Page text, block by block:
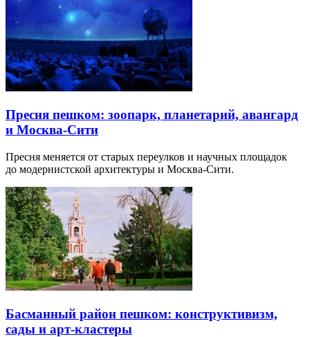
Пресня пешком: зоопарк, планетарий, авангард
и Москва-Сити
Пресня меняется от старых переулков и научных площадок
до модернистской архитектуры и Москва-Сити.
Басманный район пешком: конструктивизм,
сады и арт-кластеры